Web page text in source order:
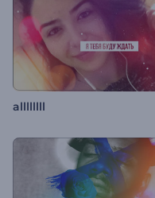
allllllll